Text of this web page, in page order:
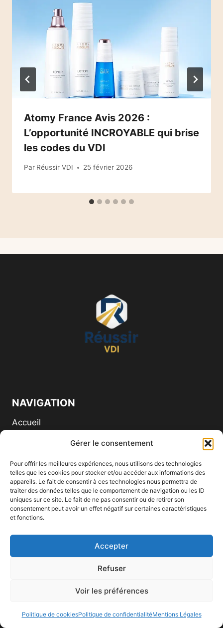
Gérer le consentement
Pour offrir les meilleures expériences, nous utilisons des technologies
telles que les cookies pour stocker et/ou accéder aux informations des
appareils. Le fait de consentir à ces technologies nous permettra de
traiter des données telles que le comportement de navigation ou les ID
uniques sur ce site. Le fait de ne pas consentir ou de retirer son
consentement peut avoir un effet négatif sur certaines caractéristiques
et fonctions.
Accepter
Refuser
Voir les préférences
Politique de cookiesPolitique de confidentialitéMentions Légales
Atomy France Avis 2026 :
L’opportunité INCROYABLE qui brise
les codes du VDI
Par Réussir VDI 25 février 2026
NAVIGATION
Accueil
Contact
Opportunités VDI
RESSOURCES
Mentions Légales
Politique de confidentialité
Politique de cookies (UE)
Transparence & Affiliation